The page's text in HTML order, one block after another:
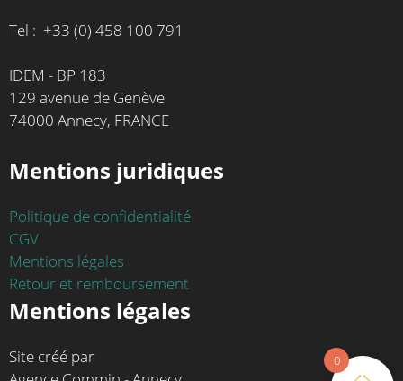
Tel : +33 (0) 458 100 791
IDEM - BP 183
129 avenue de Genève
74000 Annecy, FRANCE
Mentions juridiques
Politique de confidentialité
CGV
Mentions légales
Retour et remboursement
Mentions légales
Site créé par
0